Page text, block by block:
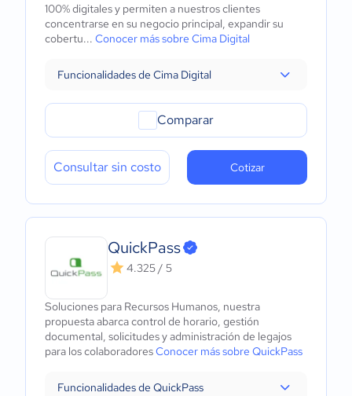
100% digitales y permiten a nuestros clientes
concentrarse en su negocio principal, expandir su
cobertu... Conocer más sobre Cima Digital
Funcionalidades de Cima Digital
Comparar
Consultar sin costo Cotizar
QuickPass
4.325 / 5
Soluciones para Recursos Humanos, nuestra
propuesta abarca control de horario, gestión
documental, solicitudes y administración de legajos
para los colaboradoresConocer más sobre QuickPass
Funcionalidades de QuickPass